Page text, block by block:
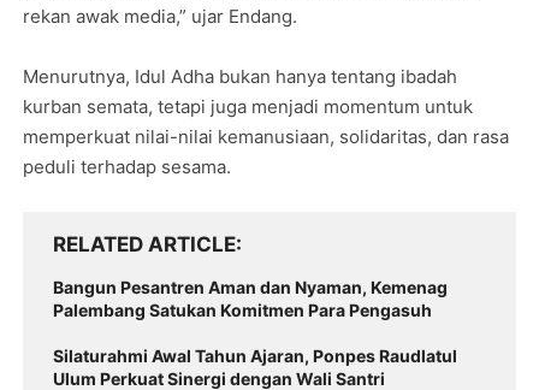
rekan awak media,” ujar Endang.
Menurutnya, Idul Adha bukan hanya tentang ibadah
kurban semata, tetapi juga menjadi momentum untuk
memperkuat nilai-nilai kemanusiaan, solidaritas, dan rasa
peduli terhadap sesama.
RELATED ARTICLE
Bangun Pesantren Aman dan Nyaman, Kemenag
Palembang Satukan Komitmen Para Pengasuh
Silaturahmi Awal Tahun Ajaran, Ponpes Raudlatul
Ulum Perkuat Sinergi dengan Wali Santri